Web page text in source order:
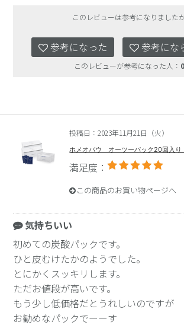
このレビューは参考になりました
参考になった 参考にな
このレビューが参考になった人： 0
投稿日：2023年11月21日（火）
ホメオバウ オーツーパック20回入り
満足度：
この商品のお買い物ページへ
気持ちいい
初めての炭酸パックです。
ひと皮むけたかのようでした。
とにかくスッキリします。
ただお値段が高いです。
もう少し低価格だとうれしいのですが
お勧めなパックでーーす